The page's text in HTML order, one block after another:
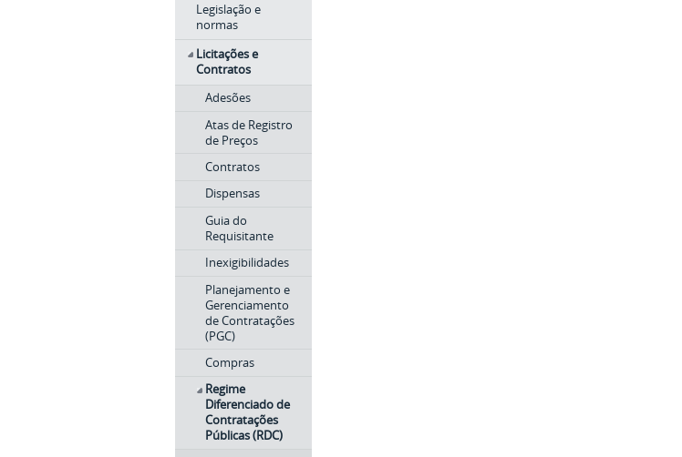
Legislação e
normas
Licitações e
Contratos
Adesões
Atas de Registro
de Preços
Contratos
Dispensas
Guia do
Requisitante
Inexigibilidades
Planejamento e
Gerenciamento
de Contratações
(PGC)
Compras
Regime
Diferenciado de
Contratações
Públicas (RDC)